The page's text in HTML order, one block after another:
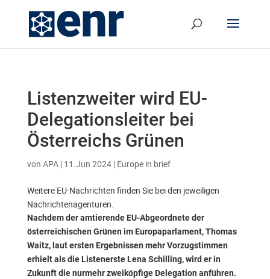
Listenzweiter wird EU-
Delegationsleiter bei
Österreichs Grünen
von APA| 11.Jun 2024| Europe in brief
Weitere EU-Nachrichten finden Sie bei den jeweiligen
Nachrichtenagenturen.
Nachdem der amtierende EU-Abgeordnete der
österreichischen Grünen im Europaparlament, Thomas
Waitz, laut ersten Ergebnissen mehr Vorzugstimmen
erhielt als die Listenerste Lena Schilling, wird er in
Zukunft die nurmehr zweiköpfige Delegation anführen.